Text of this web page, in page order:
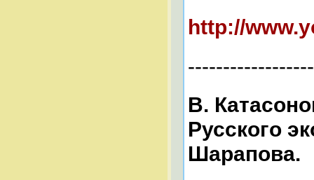
http://
------------------
В.
Русского
Шарапова.